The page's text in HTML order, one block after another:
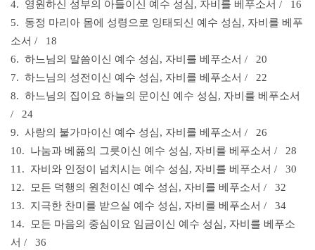
4. 영원하신 성부의 아들이신 예수 성심, 자비를 베푸소서 / 16
5. 동정 마리아 몸에 성령으로 잉태되신 예수 성심, 자비를 베푸
소서 / 18
6. 하느님의 말씀이신 예수 성심, 자비를 베푸소서 / 20
7. 하느님의 성전이신 예수 성심, 자비를 베푸소서 / 22
8. 하느님의 집이요 하늘의 문이신 예수 성심, 자비를 베푸소서
/ 24
9. 사랑의 불가마이신 예수 성심, 자비를 베푸소서 / 26
10. 나눔과 베풂의 그릇이신 예수 성심, 자비를 베푸소서 / 28
11. 자비와 인정이 넘치시는 예수 성심, 자비를 베푸소서 / 30
12. 모든 덕행의 원천이신 예수 성심, 자비를 베푸소서 / 32
13. 지극한 찬미를 받으실 예수 성심, 자비를 베푸소서 / 34
14. 모든 마음의 중심이요 임금이신 예수 성심, 자비를 베푸소
서 / 36